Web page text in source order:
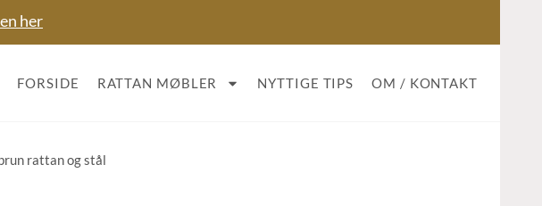
her
FORSIDE RATTAN MØBLER NYTTIGE TIPS OM / KONTAKT
rattan og stål